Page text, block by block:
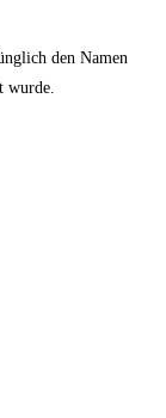
den Namen
wurde.